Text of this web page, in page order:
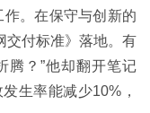
。在保守与创新的
交付标准》落地。有
腾？”他却翻开笔记
生率能减少10%，